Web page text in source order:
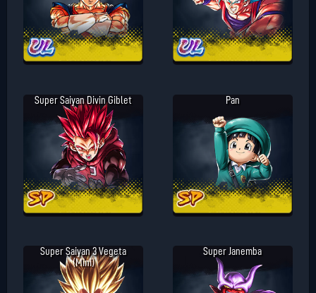
Super Saiyan Divin Giblet Pan
Super Saiyan 3 Vegeta
(Mini)
Super Janemba